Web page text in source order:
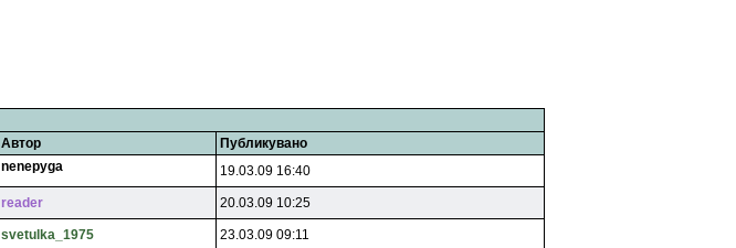
Автор Публикувано
nenepyga 19.03.09 16:40
reader 20.03.09 10:25
svetulka_1975 23.03.09 09:11